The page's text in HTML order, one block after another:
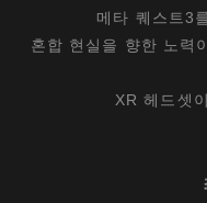
메타 퀘스트3
혼합 현실을 향한 노력
XR 헤드셋